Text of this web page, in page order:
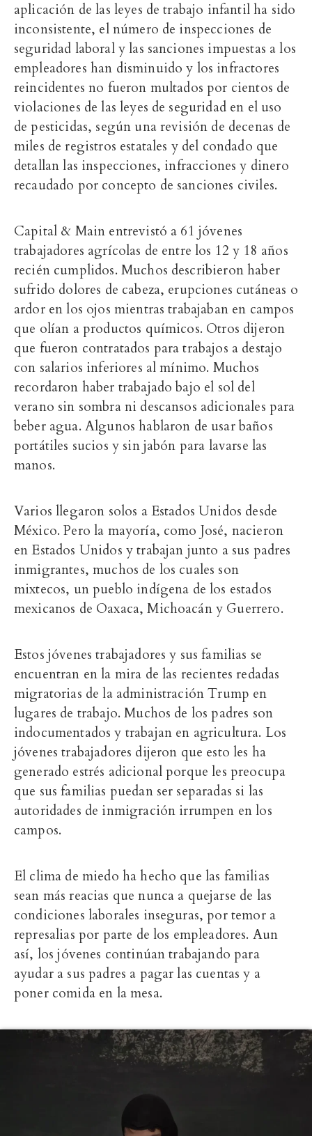
aplicación de las leyes de trabajo infantil ha sido
inconsistente, el número de inspecciones de
seguridad laboral y las sanciones impuestas a los
empleadores han disminuido y los infractores
reincidentes no fueron multados por cientos de
violaciones de las leyes de seguridad en el uso
de pesticidas, según una revisión de decenas de
miles de registros estatales y del condado que
detallan las inspecciones, infracciones y dinero
recaudado por concepto de sanciones civiles.
Capital & Main entrevistó a 61 jóvenes
trabajadores agrícolas de entre los 12 y 18 años
recién cumplidos. Muchos describieron haber
sufrido dolores de cabeza, erupciones cutáneas o
ardor en los ojos mientras trabajaban en campos
que olían a productos químicos. Otros dijeron
que fueron contratados para trabajos a destajo
con salarios inferiores al mínimo. Muchos
recordaron haber trabajado bajo el sol del
verano sin sombra ni descansos adicionales para
beber agua. Algunos hablaron de usar baños
portátiles sucios y sin jabón para lavarse las
manos.
Varios llegaron solos a Estados Unidos desde
México. Pero la mayoría, como José, nacieron
en Estados Unidos y trabajan junto a sus padres
inmigrantes, muchos de los cuales son
mixtecos, un pueblo indígena de los estados
mexicanos de Oaxaca, Michoacán y Guerrero.
Estos jóvenes trabajadores y sus familias se
encuentran en la mira de las recientes redadas
migratorias de la administración Trump en
lugares de trabajo. Muchos de los padres son
indocumentados y trabajan en agricultura. Los
jóvenes trabajadores dijeron que esto les ha
generado estrés adicional porque les preocupa
que sus familias puedan ser separadas si las
autoridades de inmigración irrumpen en los
campos.
El clima de miedo ha hecho que las familias
sean más reacias que nunca a quejarse de las
condiciones laborales inseguras, por temor a
represalias por parte de los empleadores. Aun
así, los jóvenes continúan trabajando para
ayudar a sus padres a pagar las cuentas y a
poner comida en la mesa.